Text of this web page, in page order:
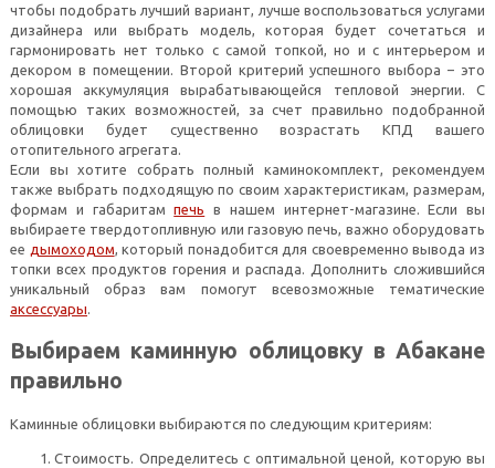
чтобы подобрать лучший вариант, лучше воспользоваться услугами
дизайнера или выбрать модель, которая будет сочетаться и
гармонировать нет только с самой топкой, но и с интерьером и
декором в помещении. Второй критерий успешного выбора – это
хорошая аккумуляция вырабатывающейся тепловой энергии. С
помощью таких возможностей, за счет правильно подобранной
облицовки будет существенно возрастать КПД вашего
отопительного агрегата.
Если вы хотите собрать полный каминокомплект, рекомендуем
также выбрать подходящую по своим характеристикам, размерам,
формам и габаритампечь в нашем интернет-магазине. Если вы
выбираете твердотопливную или газовую печь, важно оборудовать
ее дымоходом, который понадобится для своевременно вывода из
топки всех продуктов горения и распада. Дополнить сложившийся
уникальный образ вам помогут всевозможные тематические
аксессуары.
Выбираем каминную облицовку в Абакане
правильно
Каминные облицовки выбираются по следующим критериям:
Стоимость. Определитесь с оптимальной ценой, которую вы